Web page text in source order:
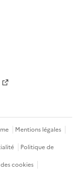
Mentions légales
Politique de
cookies